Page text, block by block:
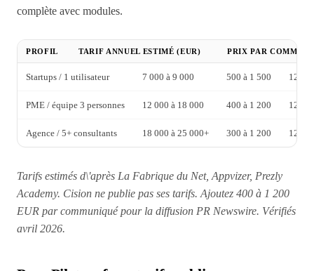
complète avec modules.
PROFIL TARIF ANNUEL ESTIMÉ (EUR) PRIX PAR
Startups / 1 utilisateur 7 000 à 9 000 500 à 1 500 12
PME / équipe 3 personnes 12 000 à 18 000 400 à 1 200 12
Agence / 5+ consultants 18 000 à 25 000+ 300 à 1 200 12
Tarifs estimés d\'après La Fabrique du Net, Appvizer, Prezly
Academy. Cision ne publie pas ses tarifs. Ajoutez 400 à 1 200
EUR par communiqué pour la diffusion PR Newswire. Vérifiés
avril 2026.